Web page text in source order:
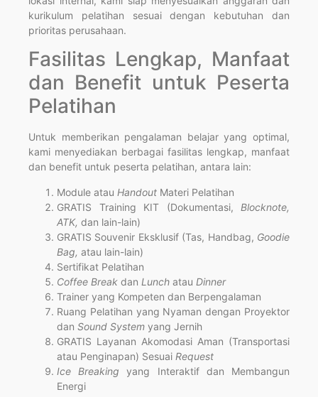
kurikulum pelatihan sesuai dengan kebutuhan dan
prioritas perusahaan.
Fasilitas Lengkap, Manfaat
dan Benefit untuk Peserta
Pelatihan
Untuk memberikan pengalaman belajar yang optimal,
kami menyediakan berbagai fasilitas lengkap, manfaat
dan benefit untuk peserta pelatihan, antara lain:
Module atau Handout Materi Pelatihan
GRATIS Training KIT (Dokumentasi, Blocknote,
ATK, dan lain-lain)
GRATIS Souvenir Eksklusif (Tas, Handbag, Goodie
Bag, atau lain-lain)
Sertifikat Pelatihan
Coffee Break dan Lunch atau Dinner
Trainer yang Kompeten dan Berpengalaman
Ruang Pelatihan yang Nyaman dengan Proyektor
dan Sound System yang Jernih
GRATIS Layanan Akomodasi Aman (Transportasi
atau Penginapan) Sesuai Request
Ice Breaking yang Interaktif dan Membangun
Energi